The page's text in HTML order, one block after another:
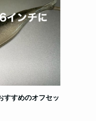
すすめのオフセッ